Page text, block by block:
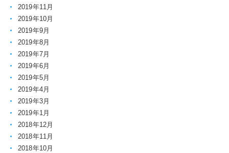
2019年11月
2019年10月
2019年9月
2019年8月
2019年7月
2019年6月
2019年5月
2019年4月
2019年3月
2019年1月
2018年12月
2018年11月
2018年10月